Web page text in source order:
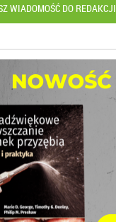
WIADOMOŚĆ DO REDAKCJI